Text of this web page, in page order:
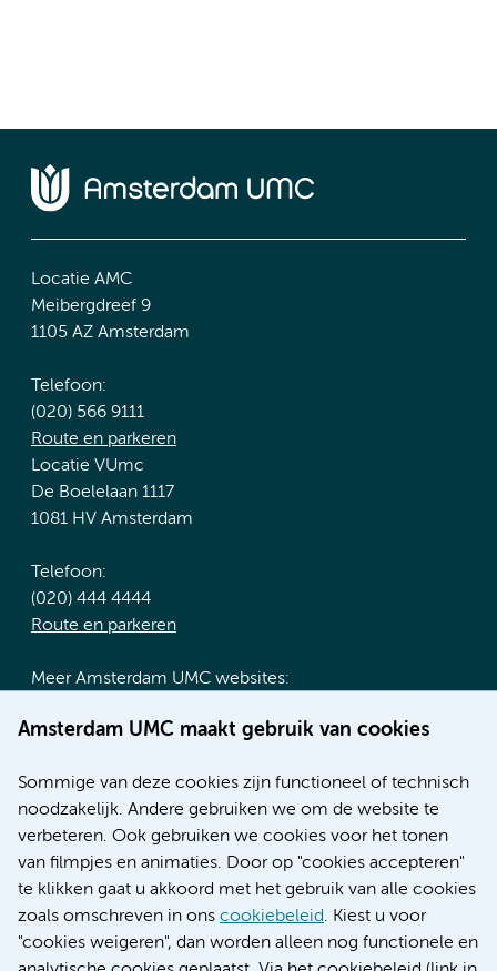
Amsterdam UMC maakt gebruik van cookies
Sommige van deze cookies zijn functioneel of technisch
noodzakelijk. Andere gebruiken we om de website te
verbeteren. Ook gebruiken we cookies voor het tonen
van filmpjes en animaties. Door op "cookies accepteren"
te klikken gaat u akkoord met het gebruik van alle cookies
zoals omschreven in ons cookiebeleid. Kiest u voor
"cookies weigeren", dan worden alleen nog functionele en
Locatie AMC
Meibergdreef 9
1105 AZ Amsterdam
Telefoon:
(020) 566 9111
Route en parkeren
Locatie VUmc
De Boelelaan 1117
1081 HV Amsterdam
Telefoon:
(020) 444 4444
Route en parkeren
Meer Amsterdam UMC websites:
Werken bij Amsterdam UMC
Nieuws
Research
Educatie locatie AMC
Educatie locatie VUmc
Verwijzen & diagnostiek